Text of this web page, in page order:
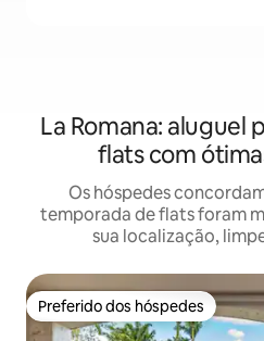
La Romana: aluguel
flats com
Os hóspedes
temporada de flats foram
sua localização,
Preferido dos hóspedes
Preferido dos hóspedes